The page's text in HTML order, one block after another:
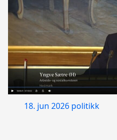
18. jun 2026 politikk